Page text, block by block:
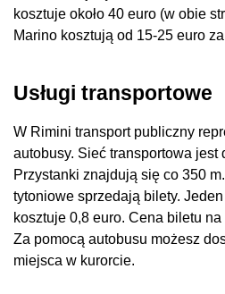
kosztuje około 40 euro (w obie
Marino kosztują od 15-25 euro
Usługi transportowe
W Rimini transport publiczny
autobusy. Sieć transportowa jest
Przystanki znajdują się co 350
tytoniowe sprzedają bilety.
kosztuje 0,8 euro. Cena biletu
Za pomocą autobusu możesz
miejsca w kurorcie.